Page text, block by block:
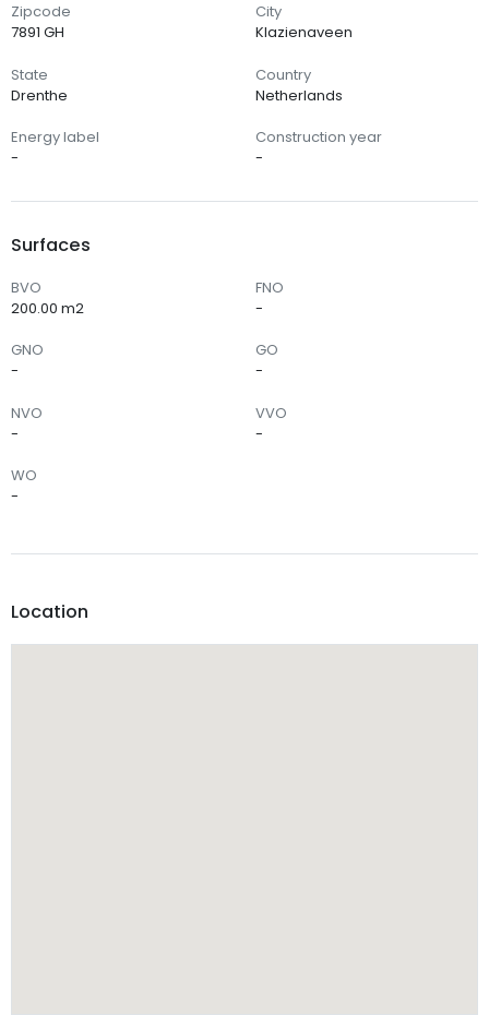
Zipcode
7891 GH
City
Klazienaveen
State
Drenthe
Country
Netherlands
Energy label
-
Construction year
-
Surfaces
BVO
200.00 m2
FNO
-
GNO
-
GO
-
NVO
-
VVO
-
WO
-
Location